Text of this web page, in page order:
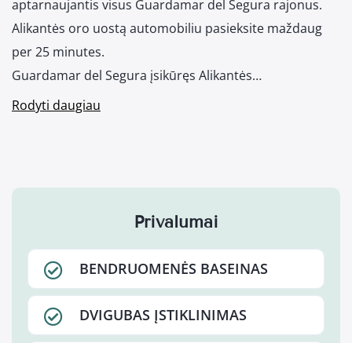
aptarnaujantis visus Guardamar del Segura rajonus.
Alikantės oro uostą automobiliu pasieksite maždaug
per 25 minutes.
Guardamar del Segura įsikūręs Alikantės…
Rodyti daugiau
Privalumai
BENDRUOMENĖS BASEINAS
DVIGUBAS ĮSTIKLINIMAS